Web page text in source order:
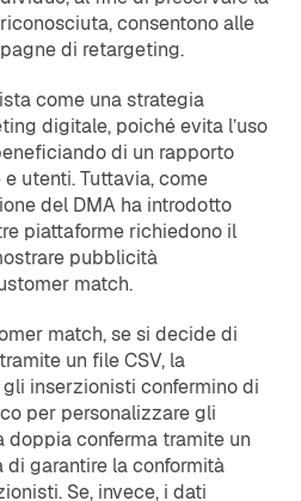
consentono alle
di retargeting.
come una strategia
digitale, poiché evita l’uso
di un rapporto
utenti. Tuttavia, come
del DMA ha introdotto
piattaforme richiedono il
pubblicità
match.
match, se si decide di
un file CSV, la
inserzionisti confermino di
per personalizzare gli
doppia conferma tramite un
di garantire la conformità
Se, invece, i dati